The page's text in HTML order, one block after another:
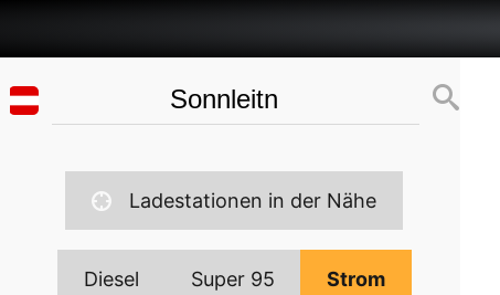
Ladestationen in der Nähe
Diesel Super 95 Strom